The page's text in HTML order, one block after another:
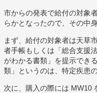
市からの発表で給付の対象
らかとなったので、その中
まず、給付の対象者は天草
者手帳もしくは「総合支援
がわかる書類」を提示でき
類」というのは、特定疾患
次に、購入の際には MW10